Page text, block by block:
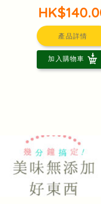
產品詳情
加入購物車